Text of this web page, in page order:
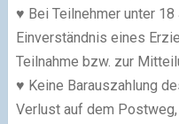
♥ Bei Teilnehmer unter
Einverständnis eines
Teilnahme bzw. zur
♥ Keine Barauszahlung
Verlust auf dem